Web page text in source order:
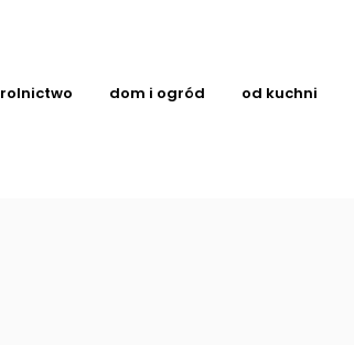
rolnictwo dom i ogród od kuchni